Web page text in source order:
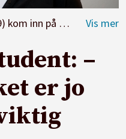
1. til 7.trinn på Oslo Met.
–
er jo